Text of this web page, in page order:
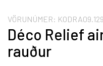
VÖRUNÚMER: KODRA09.129
Déco Relief
rauður